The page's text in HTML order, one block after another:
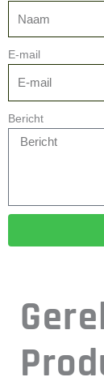
E-mail
Bericht